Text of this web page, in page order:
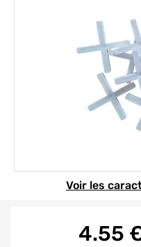
4.55
Element 1 sur 1
Voir les